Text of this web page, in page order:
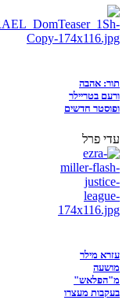
תור: אהבה
ורעם בטריילר
ופוסטר חדשים
עדי פרל
עזרא מילר
מושעה
מ"הפלאש"
בעקבות מעצרו